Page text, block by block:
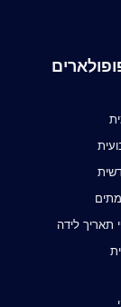
תאריך לידה